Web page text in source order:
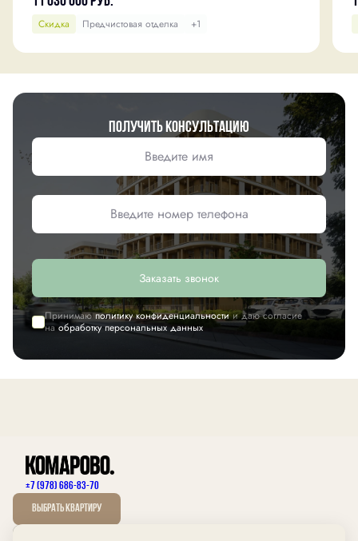
Скидка Предчистовая отделка +1
Получить консультацию
Заказать звонок
Принимаюполитику конфиденциальностии даю согласие
наобработку персональных данных
+7 (978) 686-83-70
Выбрать квартиру